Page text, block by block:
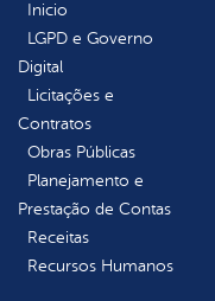
Inicio
LGPD e Governo
Digital
Licitações e
Contratos
Obras Públicas
Planejamento e
Prestação de Contas
Receitas
Recursos Humanos